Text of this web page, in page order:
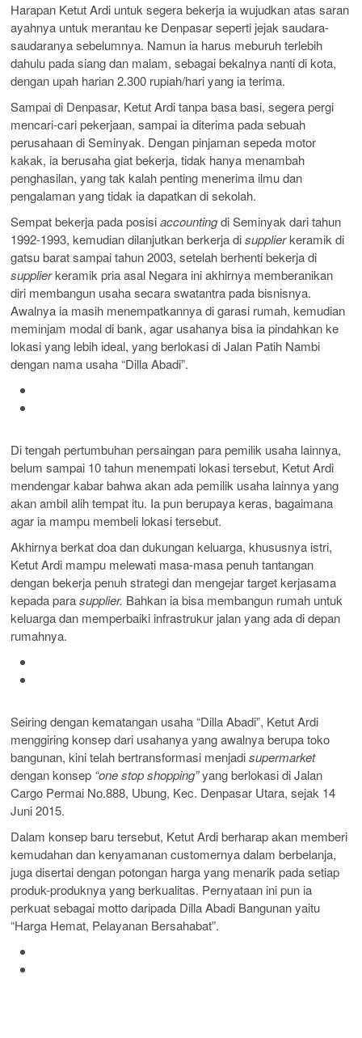
Harapan Ketut Ardi untuk segera bekerja ia wujudkan atas saran
ayahnya untuk merantau ke Denpasar seperti jejak saudara-
saudaranya sebelumnya. Namun ia harus meburuh terlebih
dahulu pada siang dan malam, sebagai bekalnya nanti di kota,
dengan upah harian 2.300 rupiah/hari yang ia terima.
Sampai di Denpasar, Ketut Ardi tanpa basa basi, segera pergi
mencari-cari pekerjaan, sampai ia diterima pada sebuah
perusahaan di Seminyak. Dengan pinjaman sepeda motor
kakak, ia berusaha giat bekerja, tidak hanya menambah
penghasilan, yang tak kalah penting menerima ilmu dan
pengalaman yang tidak ia dapatkan di sekolah.
Sempat bekerja pada posisiaccountingdi Seminyak dari tahun
1992-1993, kemudian dilanjutkan berkerja disupplierkeramik di
gatsu barat sampai tahun 2003, setelah berhenti bekerja di
supplierkeramik pria asal Negara ini akhirnya memberanikan
diri membangun usaha secara swatantra pada bisnisnya.
Awalnya ia masih menempatkannya di garasi rumah, kemudian
meminjam modal di bank, agar usahanya bisa ia pindahkan ke
lokasi yang lebih ideal, yang berlokasi di Jalan Patih Nambi
dengan nama usaha “Dilla Abadi”.
Di tengah pertumbuhan persaingan para pemilik usaha lainnya,
belum sampai 10 tahun menempati lokasi tersebut, Ketut Ardi
mendengar kabar bahwa akan ada pemilik usaha lainnya yang
akan ambil alih tempat itu. Ia pun berupaya keras, bagaimana
agar ia mampu membeli lokasi tersebut.
Akhirnya berkat doa dan dukungan keluarga, khususnya istri,
Ketut Ardi mampu melewati masa-masa penuh tantangan
dengan bekerja penuh strategi dan mengejar target kerjasama
kepada parasupplier. Bahkan ia bisa membangun rumah untuk
keluarga dan memperbaiki infrastrukur jalan yang ada di depan
rumahnya.
Seiring dengan kematangan usaha “Dilla Abadi”, Ketut Ardi
menggiring konsep dari usahanya yang awalnya berupa toko
bangunan, kini telah bertransformasi menjadisupermarket
dengan konsep “one stop shopping”yang berlokasi di Jalan
Cargo Permai No.888, Ubung, Kec. Denpasar Utara, sejak 14
Juni 2015.
Dalam konsep baru tersebut, Ketut Ardi berharap akan memberi
kemudahan dan kenyamanan customernya dalam berbelanja,
juga disertai dengan potongan harga yang menarik pada setiap
produk-produknya yang berkualitas. Pernyataan ini pun ia
perkuat sebagai motto daripada Dilla Abadi Bangunan yaitu
“Harga Hemat, Pelayanan Bersahabat”.